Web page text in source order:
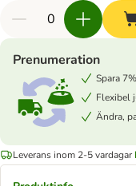
Prenumeration
Spara
Flexibel
Ändra,
Leverans inom 2-5 vardagar